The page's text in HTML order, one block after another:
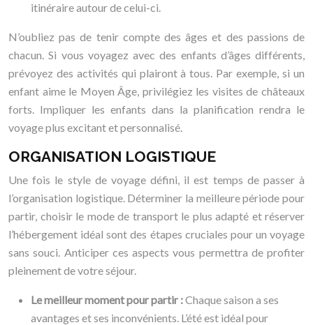
itinéraire autour de celui-ci.
N’oubliez pas de tenir compte des âges et des passions de
chacun. Si vous voyagez avec des enfants d’âges différents,
prévoyez des activités qui plairont à tous. Par exemple, si un
enfant aime le Moyen Âge, privilégiez les visites de châteaux
forts. Impliquer les enfants dans la planification rendra le
voyage plus excitant et personnalisé.
ORGANISATION LOGISTIQUE
Une fois le style de voyage défini, il est temps de passer à
l’organisation logistique. Déterminer la meilleure période pour
partir, choisir le mode de transport le plus adapté et réserver
l’hébergement idéal sont des étapes cruciales pour un voyage
sans souci. Anticiper ces aspects vous permettra de profiter
pleinement de votre séjour.
Le meilleur moment pour partir :Chaque saison a ses
avantages et ses inconvénients. L’été est idéal pour